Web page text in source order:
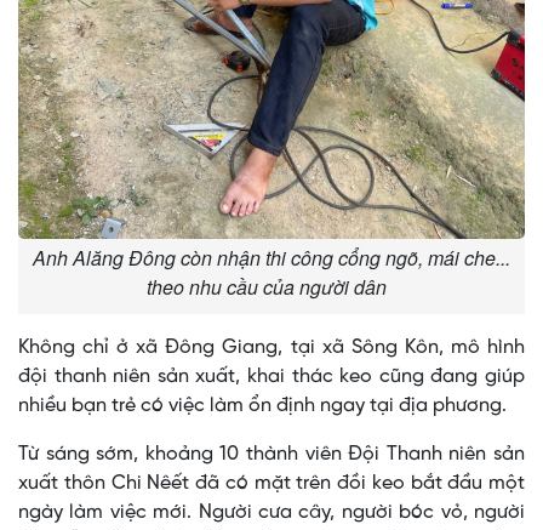
Anh Alăng Đông còn nhận thi công cổng ngõ, mái che...
theo nhu cầu của người dân
Không chỉ ở xã Đông Giang, tại xã Sông Kôn, mô hình
đội thanh niên sản xuất, khai thác keo cũng đang giúp
nhiều bạn trẻ có việc làm ổn định ngay tại địa phương.
Từ sáng sớm, khoảng 10 thành viên Đội Thanh niên sản
xuất thôn Chi Nêết đã có mặt trên đồi keo bắt đầu một
ngày làm việc mới. Người cưa cây, người bóc vỏ, người